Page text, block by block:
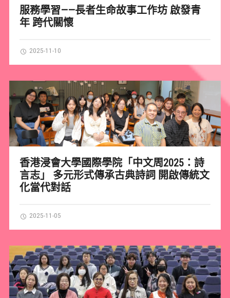
服務學習——長者生命故事工作坊 啟發青
年 跨代關懷
2025-11-10
香港浸會大學國際學院「中文周2025：詩
言志」 多元形式傳承古典詩詞 開啟傳統文
化當代對話
2025-11-05